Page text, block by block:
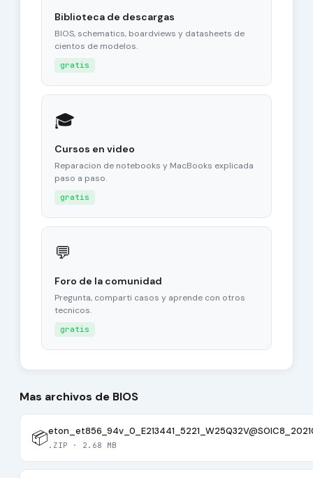
Biblioteca de descargas
BIOS, schematics, boardviews y datasheets de
cientos de modelos.
gratis
🎓
Cursos en video
Reparacion de notebooks y MacBooks explicada
paso a paso.
gratis
💬
Foro de la comunidad
Pregunta, comparti casos y aprende con otros
tecnicos.
gratis
Mas archivos de BIOS
📦 .ZIP · 2.68 MB